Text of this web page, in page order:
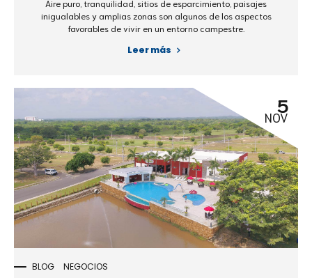
Aire puro, tranquilidad, sitios de esparcimiento, paisajes
inigualables y amplias zonas son algunos de los aspectos
favorables de vivir en un entorno campestre.
Leer más
BLOG NEGOCIOS
5
NOV